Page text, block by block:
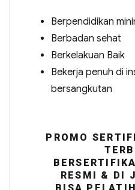
Berpendidikan
Berbadan sehat
Berkelakuan Baik
Bekerja penuh di
bersangkutan
PROMO
RESMI & DI